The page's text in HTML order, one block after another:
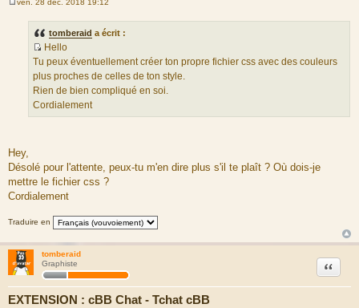
ven. 28 déc. 2018 19:12
tomberaid a écrit :
S
o
u
r
c
m
e
s
g
e
Hello
Tu peux éventuellement créer ton propre fichier css avec des couleurs
plus proches de celles de ton style.
Rien de bien compliqué en soi.
Cordialement
Hey,
Désolé pour l'attente, peux-tu m'en dire plus s'il te plaît ? Où dois-je
mettre le fichier css ?
Cordialement
Traduire en
tomberaid
Graphiste
EXTENSION : cBB Chat - Tchat cBB
Citation